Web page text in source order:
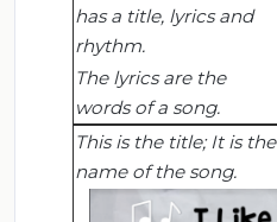
has a title, lyrics and
rhythm.
The lyrics are the
words of a song.
This is the title; It is the
name of the song.